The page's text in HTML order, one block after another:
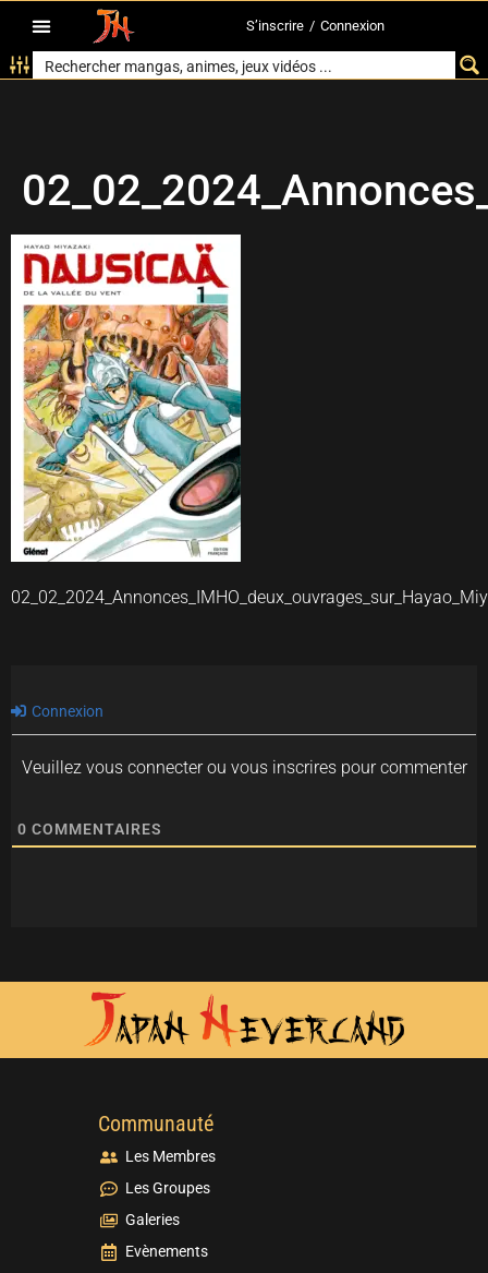
S’inscrire / Connexion
Connexion
Veuillez vous connecter ou vous inscrires pour commenter
0 COMMENTAIRES
Communauté
Les Membres
Les Groupes
Galeries
Evènements